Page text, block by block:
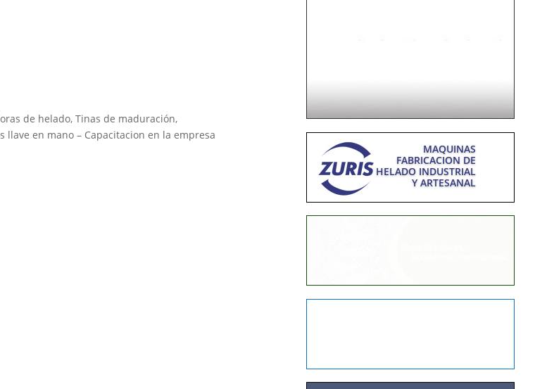
de helado, Tinas de maduración,
llave en mano – Capacitacion en la empresa
MAQUINAS
FABRICACION DE
HELADO INDUSTRIAL
Y ARTESANAL